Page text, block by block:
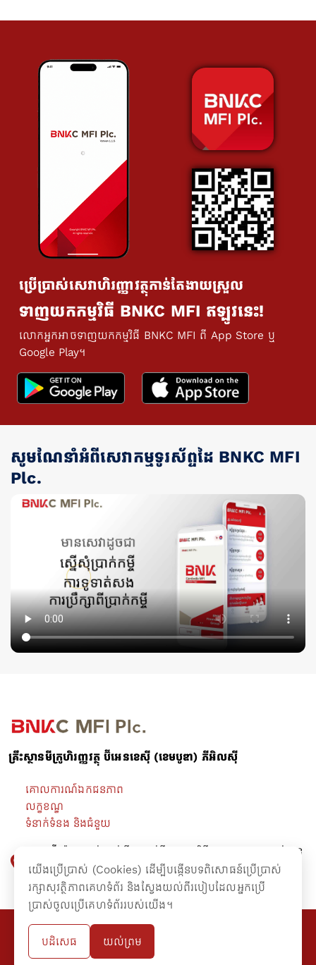
ប្រើប្រាស់សេវាហិរញ្ញាវត្ថុកាន់តែងាយស្រួល
ទាញយកកម្មវិធី BNKC MFI ឥឡូវនេះ!
លោកអ្នកអាចទាញយកកម្មវិធី BNKC MFI ពី App Store ឬ
Google Play។
សូមណែនាំអំពីសេវាកម្មទូរស័ព្ទដៃ BNKC MFI
Plc.
គ្រឹះស្ថានមីក្រូហិរញ្ញវត្ថុ ប៊ីអេនខេស៊ី (ខេមបូឌា) ភីអិលស៊ី
គោលការណ៍ឯកជនភាព
លក្ខខណ្ឌ
ទំនាក់ទំនង និងជំនួយ
អគារ ប៊ី-រ៉ាយ ជាន់ផ្ទាល់ដី -​ ជាន់ទី៤ មហាវិថីព្រះនរោត្តម សង្កាត់ទន្លេ
បាសាក់ ខណ្ឌចំការមន រាជធានីភ្នំពេញ។
@២០១៦ រក្សាសិទ្ធគ្រប់យ៉ាងដោយគ្រឹះស្ថានមីក្រូហិរញ្ញវត្ថុ ប៊ីអេនខេស៊ី (ខេមបូឌា)
យើងប្រើប្រាស់ (Cookies) ដើម្បីបង្កើនបទពិសោធន៍ប្រើប្រាស់
រក្សាសុវត្ថិភាពគេហទំព័រ និងស្វែងយល់ពីរបៀបដែលអ្នកប្រើ
ប្រាស់ចូលប្រើគេហទំព័ររបស់យើង។
បដិសេធ យល់ព្រម